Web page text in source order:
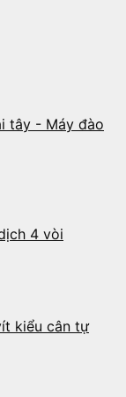
tây - Máy đào
4 vòi
kiểu cân tự